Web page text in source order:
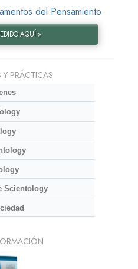
del Pensamiento
AQUÍ »
Y PRÁCTICAS
Scientology